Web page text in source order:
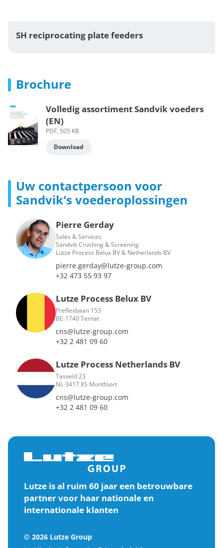
SH reciprocating plate feeders
Brochure
Volledig assortiment Sandvik voeders
(EN)
PDF, 505 KB
Download
Uw contactpersoon voor
Sandvik's voederoplossingen
Pierre Gerday
Sales & Services
Sandvik Crushing & Screening
Lutze Process Belux BV & Netherlands BV
pierre.gerday@lutze-group.com
+32 473 55 93 97
Lutze Process Belux BV
Preflexbaan 153
BE-1740 Ternat
cns@lutze-group.com
+32 2 481 09 60
Lutze Process Netherlands BV
Tasveld 23
NL-3417 XS Montfoort
cns@lutze-group.com
+32 2 481 09 60
Lutze is al ruim 60 jaar een betrouwbare
partner voor haar nationale en
internationale klanten
© 2026 Lutze Group